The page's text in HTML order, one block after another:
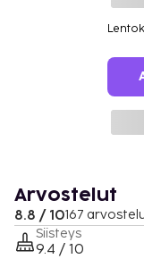
Arvostelut
8.8 / 10167
Siisteys
9.4 / 10